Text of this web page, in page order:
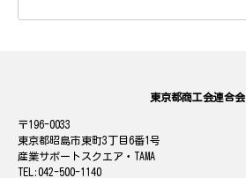
東京都商工会連合会
196-0033
東京都昭島市東町3丁目6番1号
産業サポートスクエア・TAMA
042-500-1140